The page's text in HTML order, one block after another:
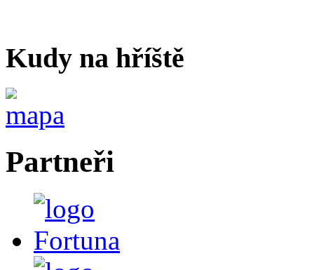
Kudy na hříště
Partneři